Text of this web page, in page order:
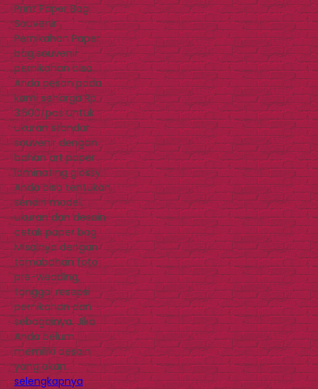
Print Paper Bag
Souvenir
Pernikahan Paper
bag souvenir
pernikahan bisa
Anda pesan pada
kami seharga Rp.
3.500/pcs untuk
ukuran standar
souvenir dengan
bahan art paper
laminating glossy.
Anda bisa tentukan
sendiri model,
ukuran dan desain
cetak paper bag.
Misalnya dengan
tamabahan foto
pre-wedding,
tanggal resepsi
pernikahan dan
sebagainya. Jika
Anda belum
memiliki desain
yang akan…
selengkapnya